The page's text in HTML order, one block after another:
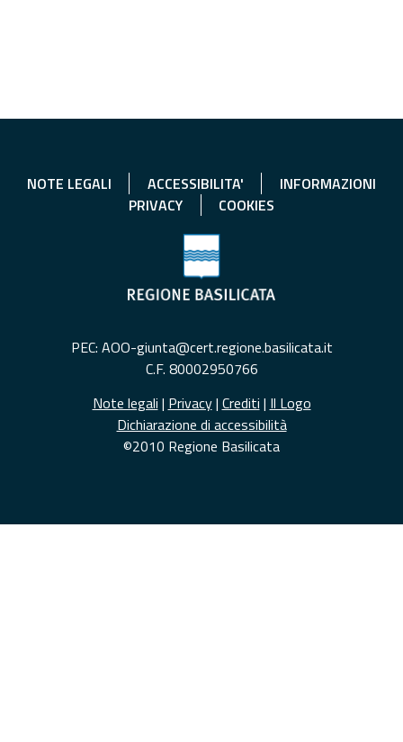
NOTE LEGALI ACCESSIBILITA'
INFORMAZIONI
PRIVACY
COOKIES
PEC: AOO-giunta@cert.regione.basilicata.it
C.F. 80002950766
Note legali | Privacy| Crediti | Il Logo
Dichiarazione di accessibilità
©2010 Regione Basilicata